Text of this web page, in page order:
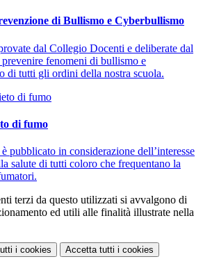
di Bullismo e Cyberbullismo
dal Collegio Docenti e deliberate dal
fenomeni di bullismo e
di tutti gli ordini della nostra scuola.
di fumo
pubblicato in considerazione dell’interesse
salute di tutti coloro che frequentano la
terzi da questo utilizzati si avvalgono di
ed utili alle finalità illustrate nella
i cookies Accetta tutti i cookies